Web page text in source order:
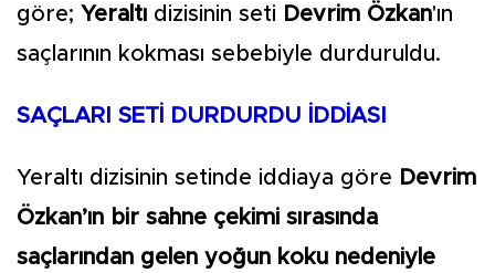
göre; Yeraltı dizisinin seti Devrim Özkan'ın
saçlarının kokması sebebiyle durduruldu.
SAÇLARI SETİ DURDURDU İDDİASI
Yeraltı dizisinin setinde iddiaya göre Devrim
Özkan’ın bir sahne çekimi sırasında
saçlarından gelen yoğun koku nedeniyle